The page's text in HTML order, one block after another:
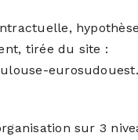
hypothèse
tirée du site :
sur 3